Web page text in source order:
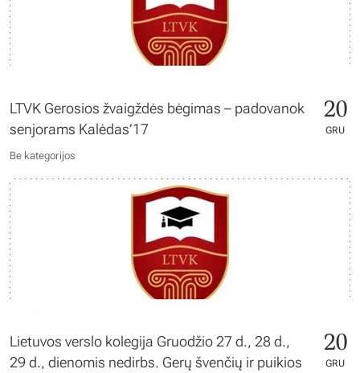
LTVK Gerosios žvaigždės bėgimas – padovanok
senjorams Kalėdas’17
20
GRU
Be kategorijos
Lietuvos verslo kolegija Gruodžio 27 d., 28 d.,
29 d., dienomis nedirbs. Gerų švenčių ir puikios
20
GRU